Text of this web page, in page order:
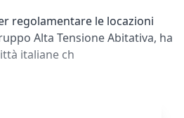
regolamentare le locazioni
Alta Tensione Abitativa, ha
italiane ch